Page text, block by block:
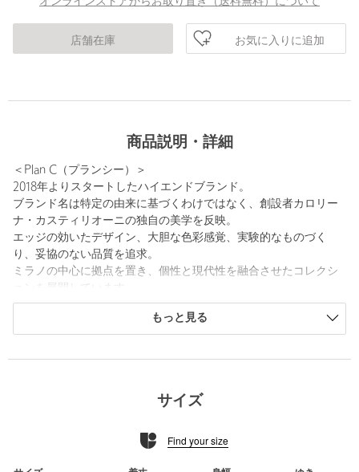
店舗在庫 お気に入りに追加
商品説明・詳細
＜Plan C（プランシー）＞
2018年よりスタートしたハイエンドブランド。
ブランド名は特定の由来に基づくわけではなく、創設者カロリー
ナ・カスティリオーニの独自の美学を反映。
エッジの効いたデザイン、大胆な色彩感覚、実験的なものづく
り、妥協のない品質を追求。
ミラノの中心に拠点を置き、個性と現代性を融合させたコレクシ
■メーカー品番：374-61241005
============================
============================
もっと見る
サイズ
Find your size